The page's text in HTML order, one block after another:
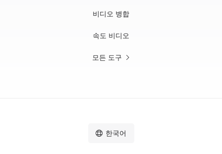
비디오 병합
속도 비디오
모든 도구
한국어